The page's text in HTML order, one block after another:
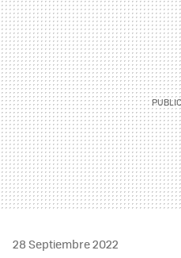
28 Septiembre 2022